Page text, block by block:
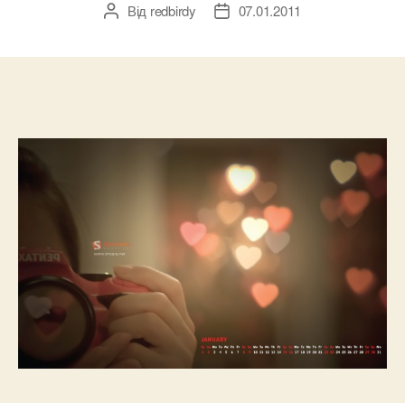
Автор
Від redbirdy
Дата07.01.2011